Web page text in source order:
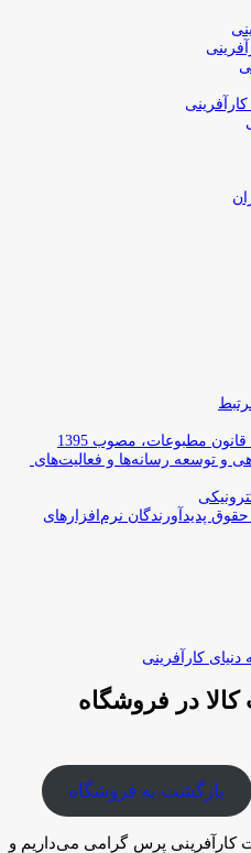
قانون مطبوعات، مصوب 1395
و توسعه رسانه­‌ها و فعالیت‌­های
پدیدآورندگان نرم‌افزارهای
کارآفرینی
در فروشگاه
بازگشت به فروشگاه
کارآفرینی پرس گرامی می‌داریم و